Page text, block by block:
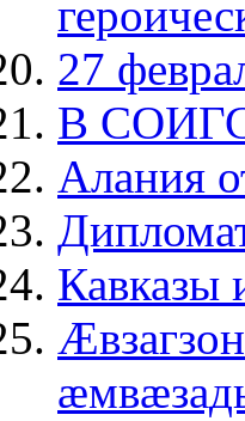
27
В
Алания
Кавказы